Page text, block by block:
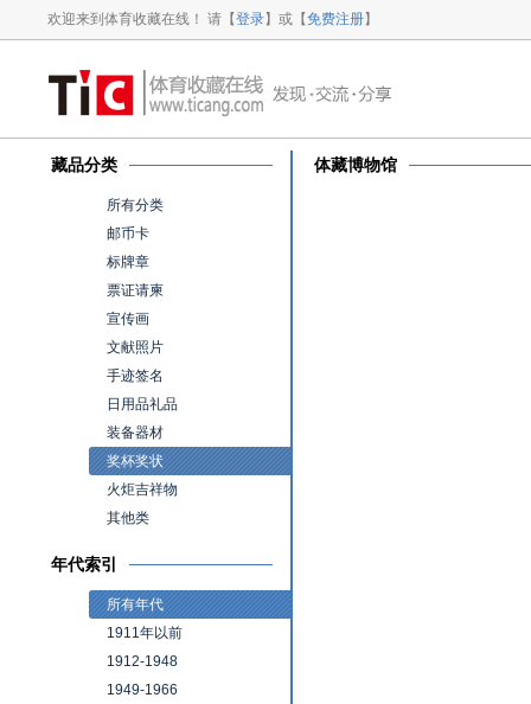
欢迎来到体育收藏在线！ 请【登录】或【免费注册】
藏品分类
所有分类
邮币卡
标牌章
票证请柬
宣传画
文献照片
手迹签名
日用品礼品
装备器材
奖杯奖状
火炬吉祥物
其他类
年代索引
所有年代
1911年以前
1912-1948
1949-1966
体藏博物馆